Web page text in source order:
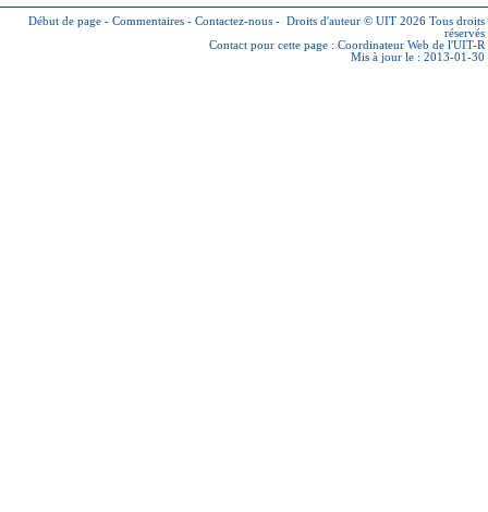
Début de page - Commentaires - Contactez-nous - Droits d'auteur © UIT 2026 Tous droits
réservés
Contact pour cette page : Coordinateur Web de l'UIT-R
Mis à jour le : 2013-01-30